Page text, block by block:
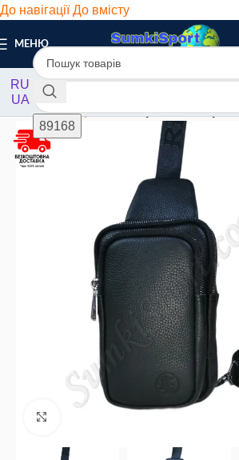
До навігаціїДо вмісту
МЕНЮ
RU
UA
Головна/ Барсетки/ Барсетки шкіряні